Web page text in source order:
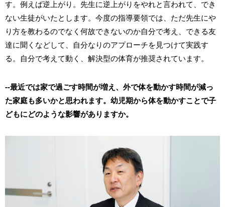
す。例えば逆上がり。先生に逆上がりをやれと言われて、でき
ない生徒がいたとします。今度の指導要領では、ただ先生にや
り方を教わるのでなく何故できないのか自分で考え、できる友
達に聞くなどして、自分なりのアプローチを見つけて実践す
る。自分で考えて動く、解決型の体育が推奨されています。
--最近では家で過ごす時間が増え、外で体を動かす時間が減っ
た家庭も多いかと思われます。幼児期から体を動かすことで子
どもにどのような影響がありますか。